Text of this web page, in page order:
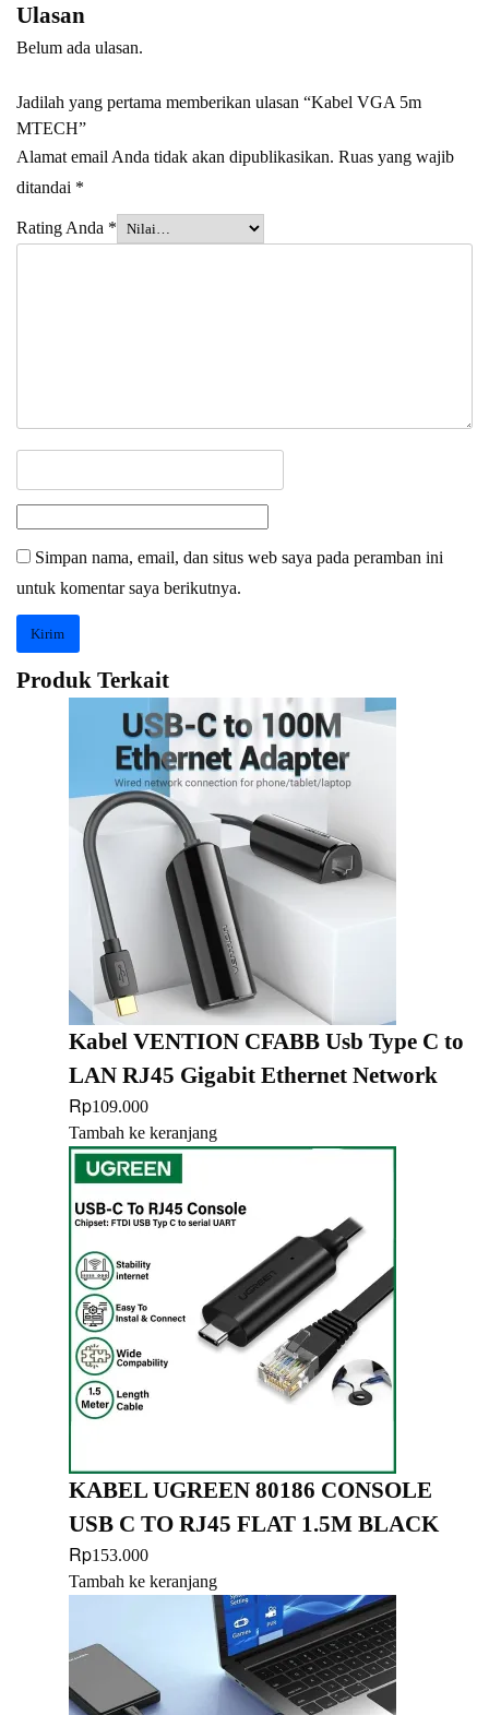
Ulasan
Belum ada ulasan.
Jadilah yang pertama memberikan ulasan “Kabel VGA 5m
MTECH”
Alamat email Anda tidak akan dipublikasikan. Ruas yang wajib
ditandai *
Rating Anda *
Simpan nama, email, dan situs web saya pada peramban ini
untuk komentar saya berikutnya.
Produk Terkait
Kabel VENTION CFABB Usb Type C to
LAN RJ45 Gigabit Ethernet Network
Rp109.000
Tambah ke keranjang
KABEL UGREEN 80186 CONSOLE
USB C TO RJ45 FLAT 1.5M BLACK
Rp153.000
Tambah ke keranjang